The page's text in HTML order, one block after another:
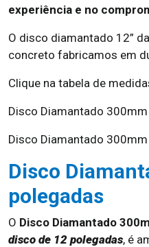
experiência e no
O disco diamantado 12”
concreto fabricamos em
Clique na tabela de
Disco Diamantado 300mm
Disco Diamantado
Disco
polegadas
O Disco Diamantado
disco de 12 polegadas, é